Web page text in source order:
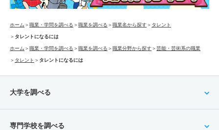
ホーム ＞職業・学問を調べる ＞職業を調べる ＞職業名から探す＞ タレント
＞ タレントになるには
ホーム ＞職業・学問を調べる ＞職業を調べる ＞職業分野から探す＞芸能・芸術系の職業
＞ タレント ＞ タレントになるには
大学を調べる
専門学校を調べる